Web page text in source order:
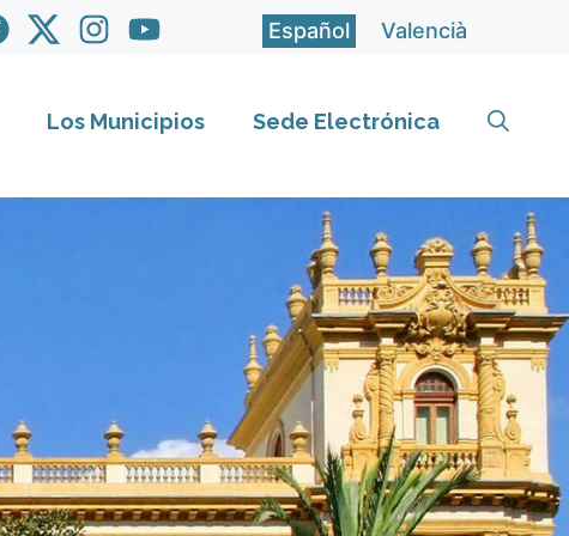
Español Valencià
Los Municipios Sede Electrónica